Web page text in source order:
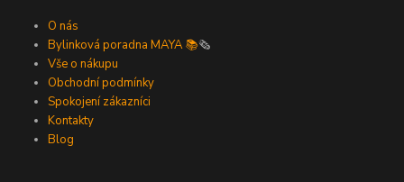
O nás
Bylinková poradna MAYA 📚🗞️
Vše o nákupu
Obchodní podmínky
Spokojení zákazníci
Kontakty
Blog